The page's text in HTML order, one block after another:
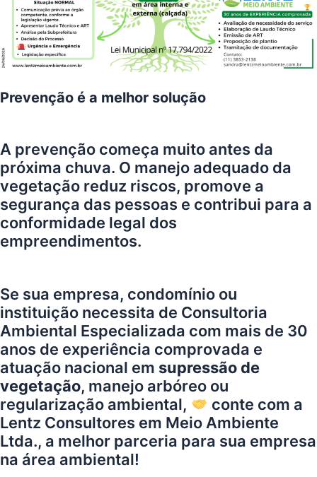
Prevenção é a melhor solução
A prevenção começa muito antes da
próxima chuva. O manejo adequado da
vegetação reduz riscos, promove a
segurança das pessoas e contribui para a
conformidade legal dos
empreendimentos.
Se sua empresa, condomínio ou
instituição necessita de Consultoria
Ambiental Especializada com mais de 30
anos de experiência comprovada e
atuação nacional em supressão de
vegetação, manejo arbóreo ou
regularização ambiental,
conte com a
Lentz Consultores em Meio Ambiente
Ltda., a melhor parceria para sua empresa
na área ambiental!